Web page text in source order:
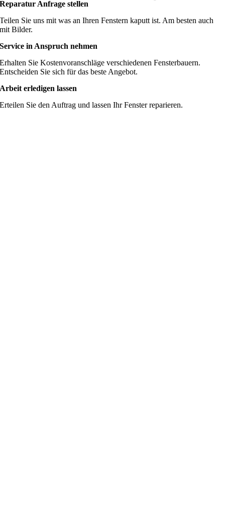
Reparatur Anfrage stellen
Teilen Sie uns mit was an Ihren Fenstern kaputt ist. Am besten auch
mit Bilder.
Service in Anspruch nehmen
Erhalten Sie Kostenvoranschläge verschiedenen Fensterbauern.
Entscheiden Sie sich für das beste Angebot.
Arbeit erledigen lassen
Erteilen Sie den Auftrag und lassen Ihr Fenster reparieren.